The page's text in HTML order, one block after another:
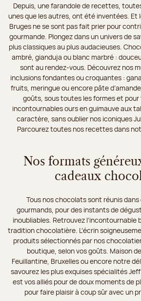
Depuis, une farandole de recettes,
unes que les autres, ont été inventées. Et
Bruges ne se sont pas fait prier pour
gourmande. Plongez dans un univers de
plus classiques au plus audacieuses.
ambré, gianduja ou blanc marbré :
sont au rendez-vous. Découvrez nos
inclusions fondantes ou croquantes :
fruits, meringue ou encore pâte
goûts, sous toutes les formes et pour
incontournables ours en guimauve aux
caractère, sans oublier nos iconiques
Parcourez toutes nos recettes dans
Nos formats
cadeaux
Tous nos chocolats sont réunis
gourmands, pour des instants de
inoubliables. Retrouvez l’incontournable
tradition chocolatière. L’écrin
produits sélectionnés par nos
boutique, selon vos goûts. Maison
Feuillantine, Bruxelles ou encore notre
savourez les plus exquises spécialités
est vos alliés pour de doux moments de
pour faire plaisir à coup sûr avec un